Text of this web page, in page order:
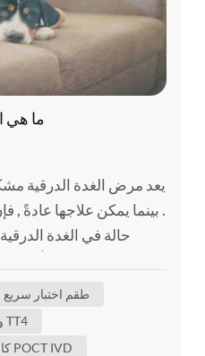
ما هي
يعد مرض الغدة الدرقية
. بينما يمكن علاجها عادةً ,
حالة في الغدة
التي يمكن أن تؤثر
أجل فهم مرض الغدة
طقم اختبار سريع
وظيفة الغدة الدرقية البيطرية TT4
كاشف اختبار الغدة الدرقية في POCT IVD